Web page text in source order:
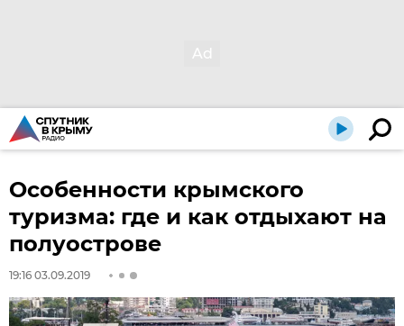
Особенности крымского
туризма: где и как отдыхают на
полуострове
19:16 03.09.2019